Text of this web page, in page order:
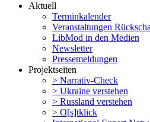
Aktuell
Termin­ka­lender
Veran­stal­tungen
LibMod in den Medien
Newsletter
Presse­mel­dungen
Projekt­seiten
> Narrativ-Check
> Ukraine verstehen
> Russland verstehen
> O[s]tklick